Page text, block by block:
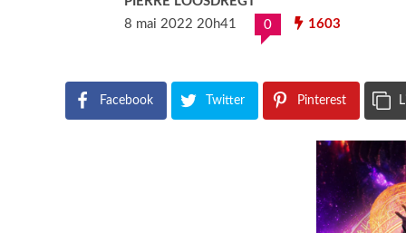
8 mai 2022 20h41
0 1603
Facebook Twitter Pinterest